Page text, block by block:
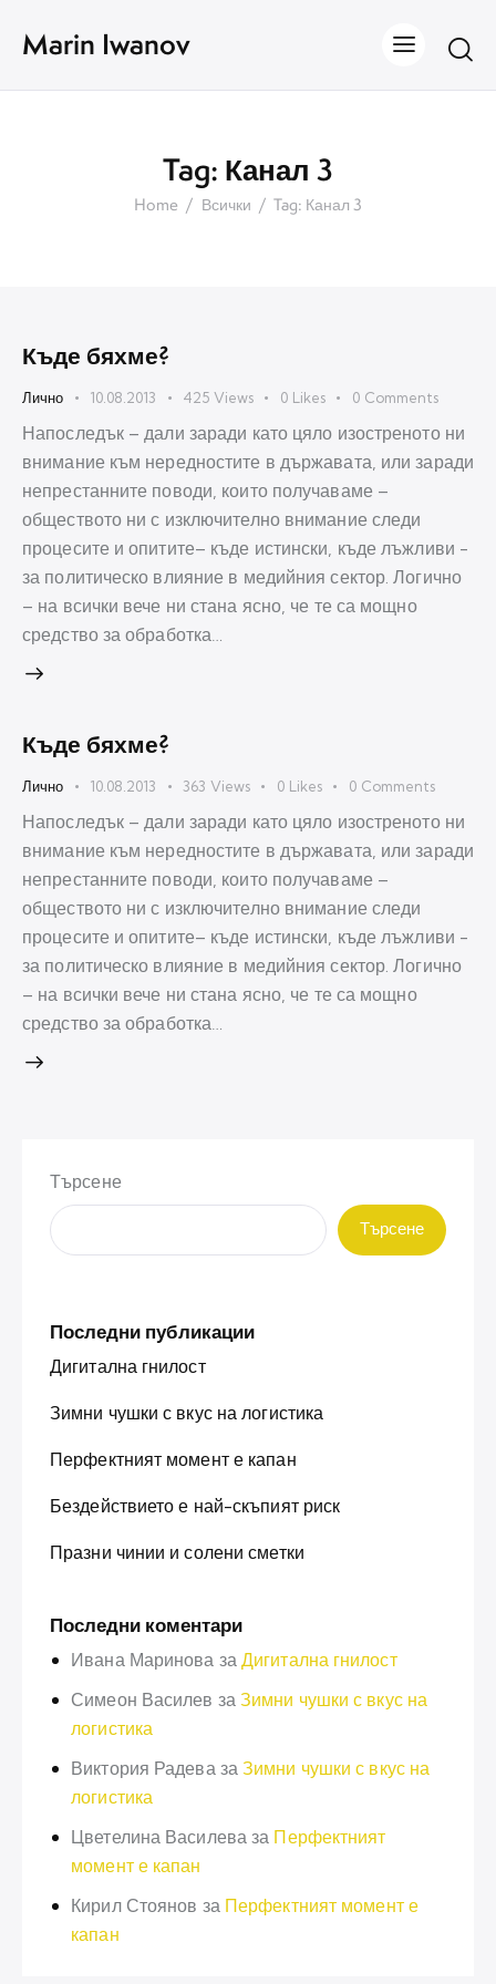
Marin Iwanov
Tag: Канал 3
Home Всички Tag: Канал 3
Къде бяхме?
Лично 10.08.2013 425 Views 0 Likes 0 Comments
Напоследък – дали заради като цяло изостреното ни
внимание към нередностите в държавата, или заради
непрестанните поводи, които получаваме –
обществото ни с изключително внимание следи
процесите и опитите– къде истински, къде лъжливи -
за политическо влияние в медийния сектор. Логично
– на всички вече ни стана ясно, че те са мощно
средство за обработка…
Къде бяхме?
Лично 10.08.2013 363 Views 0 Likes 0 Comments
Напоследък – дали заради като цяло изостреното ни
внимание към нередностите в държавата, или заради
непрестанните поводи, които получаваме –
обществото ни с изключително внимание следи
процесите и опитите– къде истински, къде лъжливи -
за политическо влияние в медийния сектор. Логично
– на всички вече ни стана ясно, че те са мощно
средство за обработка…
Търсене
Търсене
Последни публикации
Дигитална гнилост
Зимни чушки с вкус на логистика
Перфектният момент е капан
Бездействието е най-скъпият риск
Празни чинии и солени сметки
Последни коментари
Ивана Маринова за Дигитална гнилост
Симеон Василев за Зимни чушки с вкус на
логистика
Виктория РадевазаЗимни чушки с вкус на
логистика
Цветелина Василева за Перфектният
момент е капан
Кирил Стоянов за Перфектният момент е
капан